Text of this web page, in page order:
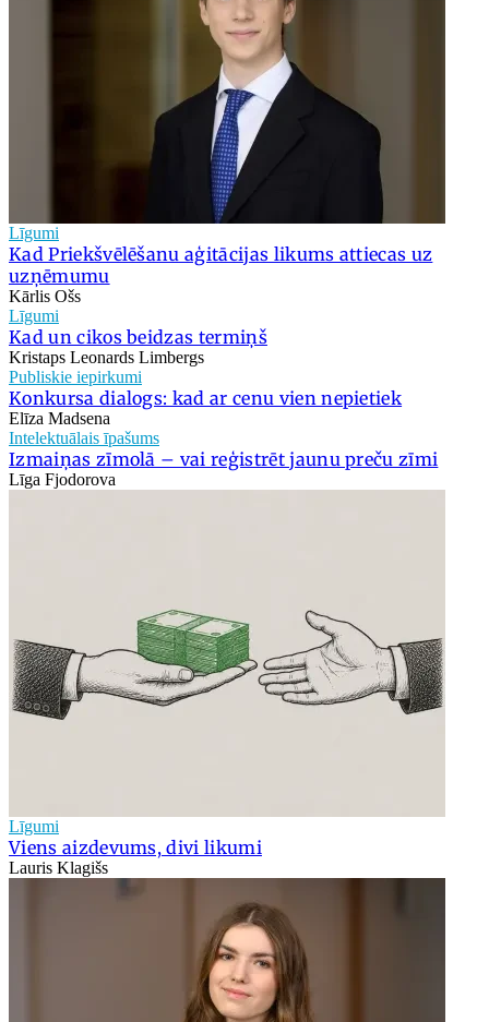
Līgumi
Kad Priekšvēlēšanu aģitācijas likums attiecas uz
uzņēmumu
Kārlis Ošs
Līgumi
Kad un cikos beidzas termiņš
Kristaps Leonards Limbergs
Publiskie iepirkumi
Konkursa dialogs: kad ar cenu vien nepietiek
Elīza Madsena
Intelektuālais īpašums
Izmaiņas zīmolā – vai reģistrēt jaunu preču zīmi
Līga Fjodorova
Līgumi
Viens aizdevums, divi likumi
Lauris Klagišs